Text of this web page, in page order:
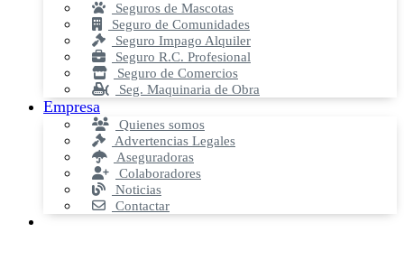
Seguros de Mascotas
Seguro de Comunidades
Seguro Impago Alquiler
Seguro R.C. Profesional
Seguro de Comercios
Seg. Maquinaria de Obra
Empresa
Quienes somos
Advertencias Legales
Aseguradoras
Colaboradores
Noticias
Contactar